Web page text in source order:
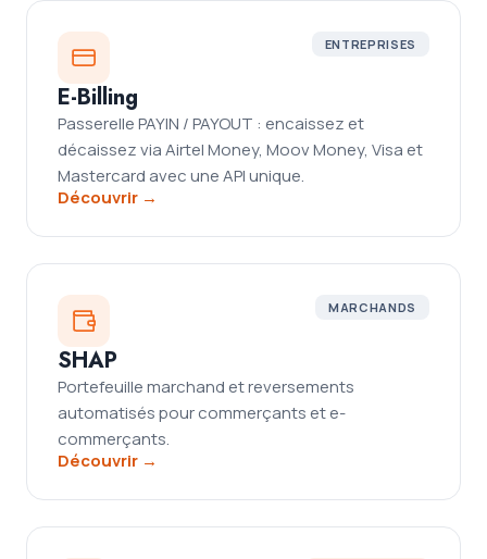
ENTREPRISES
E-Billing
Passerelle PAYIN / PAYOUT : encaissez et
décaissez via Airtel Money, Moov Money, Visa et
Mastercard avec une API unique.
Découvrir →
MARCHANDS
SHAP
Portefeuille marchand et reversements
automatisés pour commerçants et e-
commerçants.
Découvrir →